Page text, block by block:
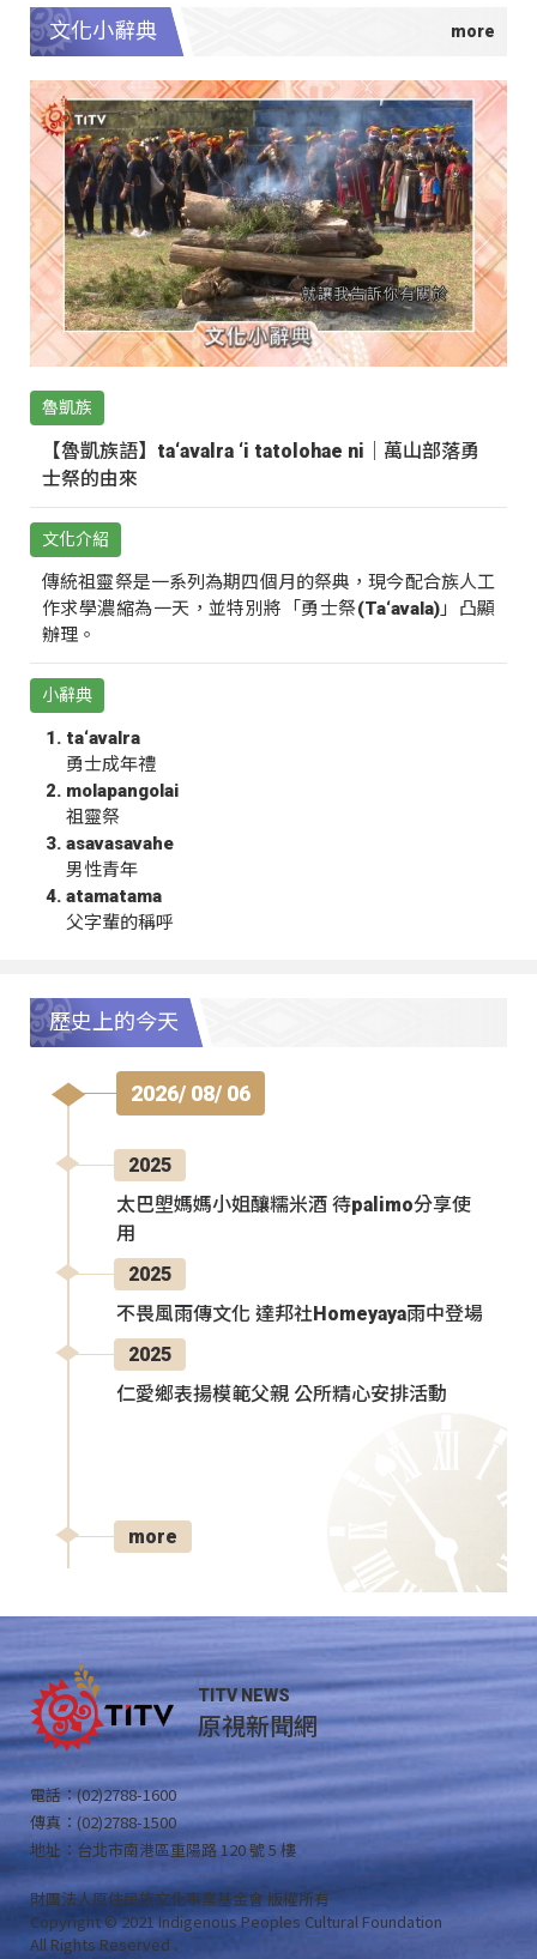
文化小辭典
魯凱族
【魯凱族語】ta‘avalra ‘i tatolohae ni｜萬山部落勇
士祭的由來
文化介紹
傳統祖靈祭是一系列為期四個月的祭典，現今配合族人工
作求學濃縮為一天，並特別將「勇士祭(Ta‘avala)」凸顯
辦理。
小辭典
ta‘avalra
勇士成年禮
molapangolai
祖靈祭
asavasavahe
男性青年
atamatama
父字輩的稱呼
歷史上的今天
2026/ 08/ 06
2025
太巴塱媽媽小姐釀糯米酒 待palimo分享使
用
2025
不畏風雨傳文化 達邦社Homeyaya雨中登場
2025
仁愛鄉表揚模範父親 公所精心安排活動
more
TITV NEWS
原視新聞網
電話：(02)2788-1600
傳真：(02)2788-1500
地址：台北市南港區重陽路 120 號 5 樓
財團法人原住民族文化事業基金會 版權所有
Copyright © 2021 Indigenous Peoples Cultural Foundation
All Rights Reserved .